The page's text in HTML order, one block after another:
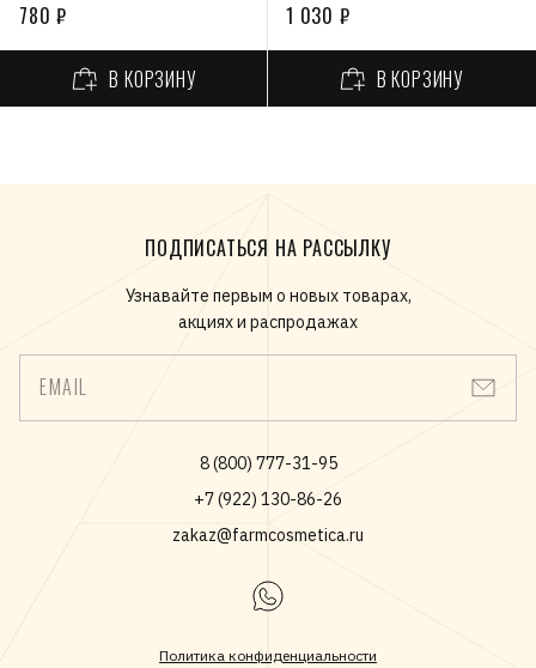
780 ₽
В КОРЗИНУ
1 030 ₽
В КОРЗИНУ
ПОДПИСАТЬСЯ НА РАССЫЛКУ
Узнавайте первым о новых товарах,
акциях и распродажах
EMAIL
8 (800) 777-31-95
+7 (922) 130-86-26
zakaz@farmcosmetica.ru
Политика конфиденциальности